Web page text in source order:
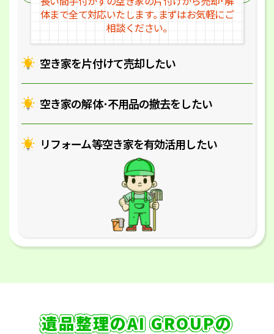
空き家を片付けて売却したい
空き家の解体･不用品の撤去をしたい
リフォーム等空き家を有効活用したい
体まで全て対応いたします｡ まずはお気軽にご
相談ください｡
遺品整理のAI GROUPの